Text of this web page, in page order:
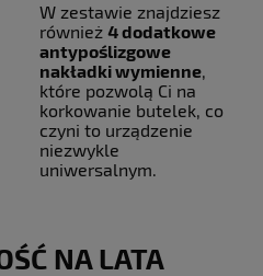
W zestawie znajdziesz
również 4 dodatkowe
antypoślizgowe
nakładki wymienne,
które pozwolą Ci na
korkowanie butelek, co
czyni to urządzenie
niezwykle
uniwersalnym.
NA LATA